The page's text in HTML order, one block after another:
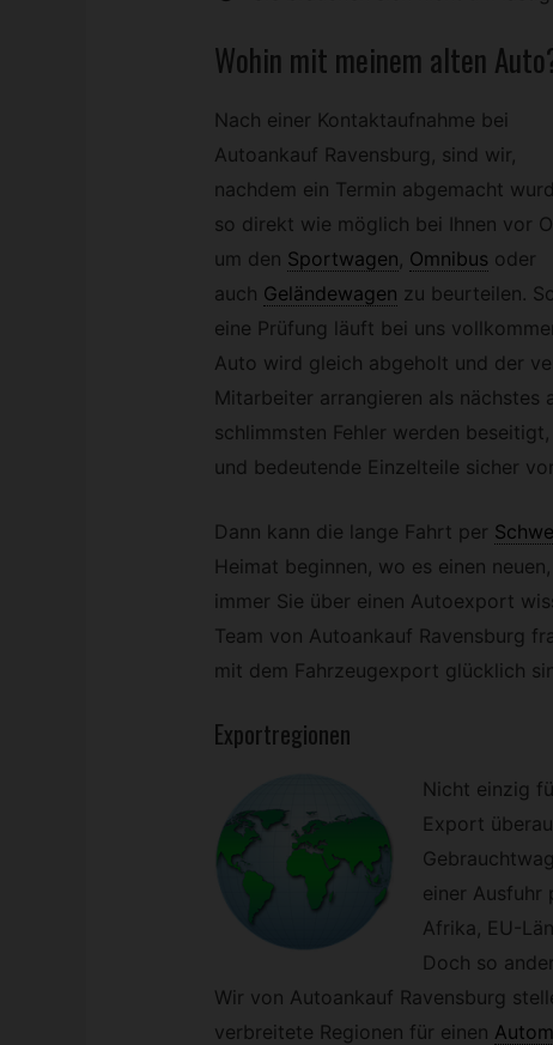
Wohin mit meinem alten
Nach einer Kontaktaufnahme bei
Autoankauf Ravensburg, sind wir,
nachdem ein Termin abgemacht
so direkt wie möglich bei Ihnen vor
um den Sportwagen Omnibus oder
auch Geländewagen zu beurteilen. So
eine Prüfung läuft bei uns
Auto wird gleich abgeholt und der
Mitarbeiter arrangieren als nächstes
schlimmsten Fehler werden beseitigt,
und bedeutende Einzelteile sicher
Dann kann die lange Fahrt per
Heimat beginnen, wo es einen
immer Sie über einen Autoexport
Team von Autoankauf Ravensburg
mit dem Fahrzeugexport glücklich
Exportregionen
Nicht einzig
Export
einer Ausfuhr
Afrika, EU-
Doch so
Wir von Autoankauf Ravensburg
verbreitete Regionen für einen